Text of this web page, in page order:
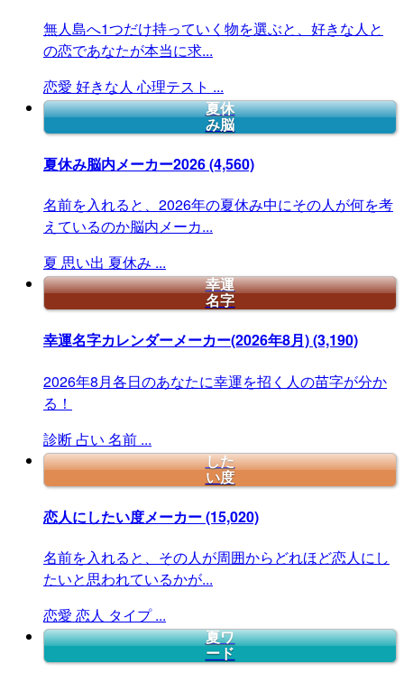
無人島へ1つだけ持っていく物を選ぶと、好きな人と
の恋であなたが本当に求...
恋愛 好きな人 心理テスト ...
夏休
み脳
夏休み脳内メーカー2026(4,560)
名前を入れると、2026年の夏休み中にその人が何を考
えているのか脳内メーカ...
夏 思い出 夏休み ...
幸運
名字
幸運名字カレンダーメーカー(2026年8月)(3,190)
2026年8月各日のあなたに幸運を招く人の苗字が分か
る！
診断 占い 名前 ...
した
い度
恋人にしたい度メーカー(15,020)
名前を入れると、その人が周囲からどれほど恋人にし
たいと思われているかが...
恋愛 恋人 タイプ ...
夏ワ
ード